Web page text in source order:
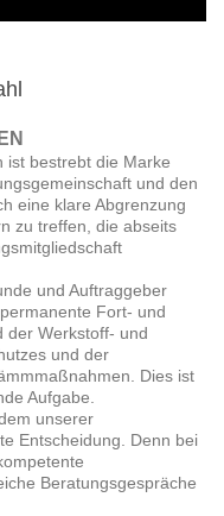
ist bestrebt die Marke
und den
eine klare Abgrenzung
zu treffen, die abseits
und Auftraggeber
Fort- und
der Werkstoff- und
und der
Dies ist
Aufgabe.
unserer
Entscheidung. Denn bei
Beratungsgespräche